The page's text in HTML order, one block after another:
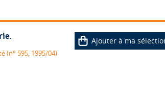
(n° 595, 1995/04)
Ajouter à ma